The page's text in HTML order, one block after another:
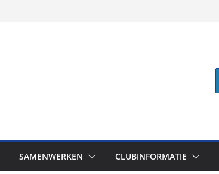
SAMENWERKEN CLUBINFORMATIE